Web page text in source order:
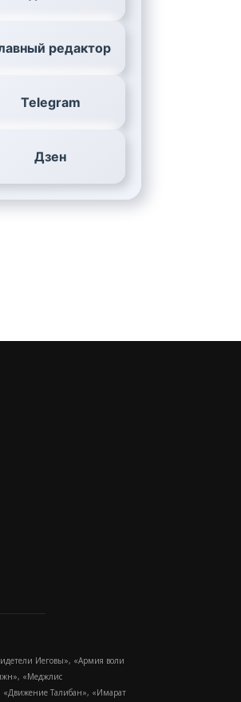
редактор
Telegram
Дзен
Иеговы», «Армия воли
«Меджлис
«Движение Талибан», «Имарат